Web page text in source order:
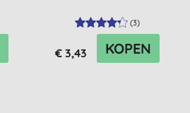
(3)
€ 3,43 KOPEN